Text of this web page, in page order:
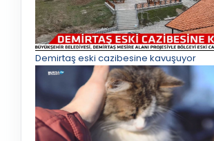
Demirtaş eski cazibesine kavuşuyor